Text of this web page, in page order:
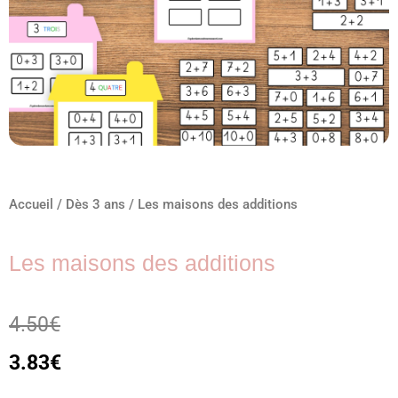
Accueil / Dès 3 ans / Les maisons des additions
Les maisons des additions
4.50€
3.83€